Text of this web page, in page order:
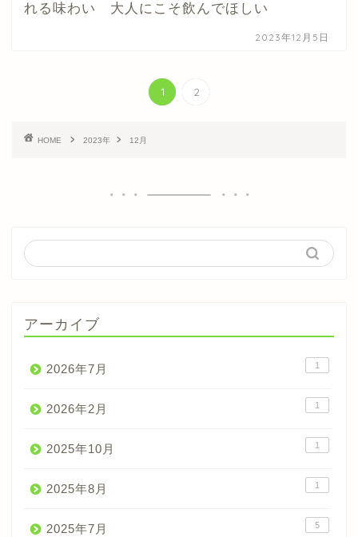
れる味わい 大人にこそ飲んでほしい
2023年12月5日
1 2
HOME 2023年 12月
アーカイブ
2026年7月 1
2026年2月 1
2025年10月 1
2025年8月 1
2025年7月 5